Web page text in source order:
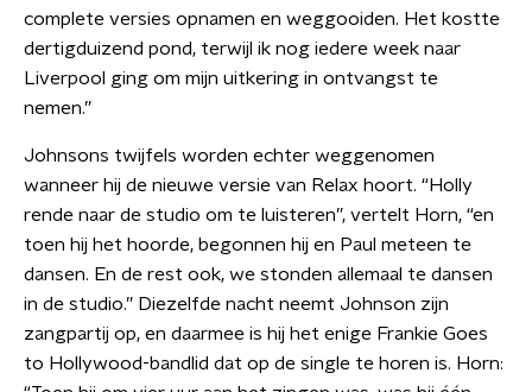
complete versies opnamen en weggooiden. Het kostte
dertigduizend pond, terwijl ik nog iedere week naar
Liverpool ging om mijn uitkering in ontvangst te
nemen.”
Johnsons twijfels worden echter weggenomen
wanneer hij de nieuwe versie van Relax hoort. “Holly
rende naar de studio om te luisteren”, vertelt Horn, “en
toen hij het hoorde, begonnen hij en Paul meteen te
dansen. En de rest ook, we stonden allemaal te dansen
in de studio.” Diezelfde nacht neemt Johnson zijn
zangpartij op, en daarmee is hij het enige Frankie Goes
to Hollywood-bandlid dat op de single te horen is. Horn: